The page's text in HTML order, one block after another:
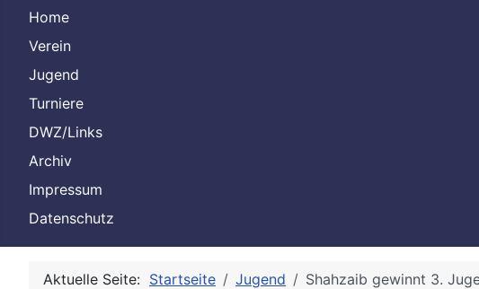
Home
Verein
Jugend
Turniere
DWZ/Links
Archiv
Impressum
Datenschutz
Aktuelle Seite: Startseite Jugend Shahzaib gewinnt 3.